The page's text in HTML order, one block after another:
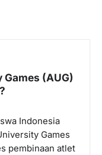
(AUG)
Indonesia
Games
pembinaan atlet